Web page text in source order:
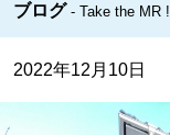
ブログ Take the MR !
2022年12月10日